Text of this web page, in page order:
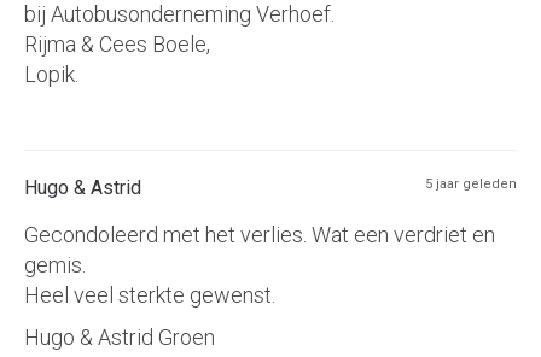
bij Autobusonderneming Verhoef.
Rijma & Cees Boele,
Lopik.
Hugo & Astrid 5 jaar geleden
Gecondoleerd met het verlies. Wat een verdriet en
gemis.
Heel veel sterkte gewenst.
Hugo & Astrid Groen